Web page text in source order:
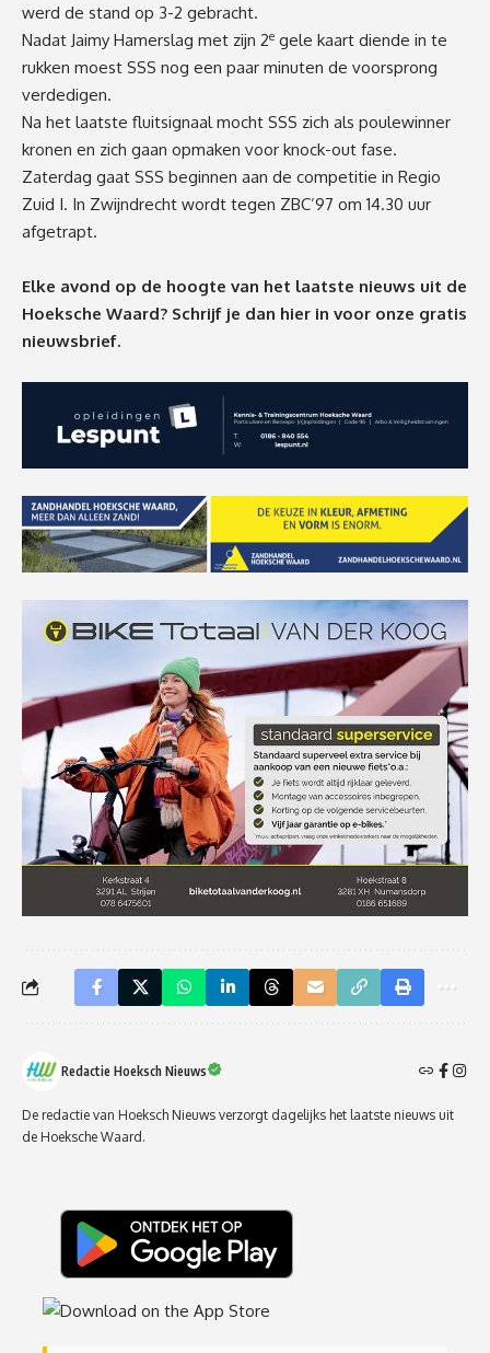
werd de stand op 3-2 gebracht.
Nadat Jaimy Hamerslag met zijn 2e gele kaart diende in te
rukken moest SSS nog een paar minuten de voorsprong
verdedigen.
Na het laatste fluitsignaal mocht SSS zich als poulewinner
kronen en zich gaan opmaken voor knock-out fase.
Zaterdag gaat SSS beginnen aan de competitie in Regio
Zuid I. In Zwijndrecht wordt tegen ZBC’97 om 14.30 uur
afgetrapt.
Elke avond op de hoogte van het laatste nieuws uit de
Hoeksche Waard? Schrijf je dan hier in voor onze gratis
nieuwsbrief.
Redactie Hoeksch Nieuws
De redactie van Hoeksch Nieuws verzorgt dagelijks het laatste nieuws uit
de Hoeksche Waard.